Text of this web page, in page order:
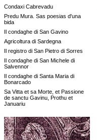
Condaxi Cabrevadu
Predu Mura. Sas poesias d'una
bida
Il condaghe di San Gavino
Agricoltura di Sardegna
Il registro di San Pietro di Sorres
Il condaghe di San Michele di
Salvennor
Il condaghe di Santa Maria di
Bonarcado
Sa Vitta et sa Morte, et Passione
de sanctu Gavinu, Prothu et
Januariu